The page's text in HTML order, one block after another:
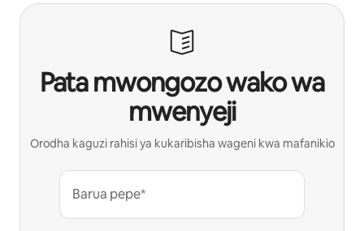
Pata mwongozo wako wa
mwenyeji
Orodha kaguzi rahisi ya kukaribisha wageni kwa mafanikio
Barua pepe*